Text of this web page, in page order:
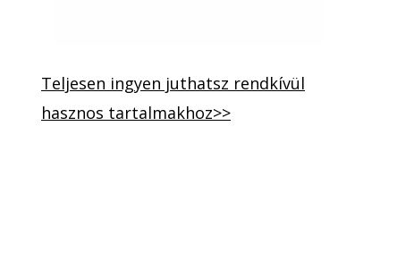
Teljesen ingyen juthatsz rendkívül
hasznos tartalmakhoz>>